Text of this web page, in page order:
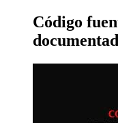
Código